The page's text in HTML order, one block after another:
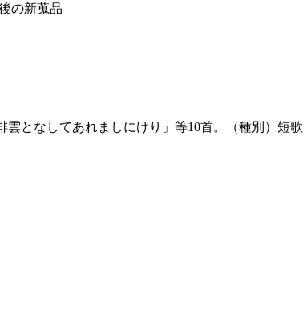
の新蒐品
雲となしてあれましにけり」等10首。（種別）短歌